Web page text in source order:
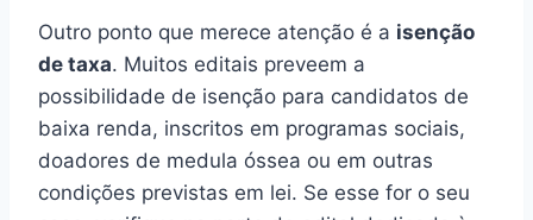
Outro ponto que merece atenção é a isenção
de taxa. Muitos editais preveem a
possibilidade de isenção para candidatos de
baixa renda, inscritos em programas sociais,
doadores de medula óssea ou em outras
condições previstas em lei. Se esse for o seu